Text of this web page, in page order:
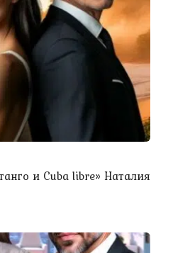
и Сuba libre» Наталия